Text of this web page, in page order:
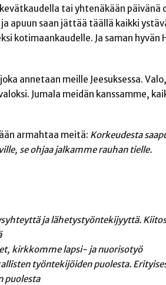
tai yhtenäkään päivänä
apuun saan jättää täällä kaikki
kotimaankaudelle. Ja saman
annetaan meille Jeesuksessa.
Jumala meidän kanssamme,
armahtaa meitä: Korkeudesta
se ohjaa jalkamme rauhan tielle.
ja lähetystyöntekijyyttä.
kirkkomme lapsi- ja nuorisotyö
työntekijöiden puolesta.
puolesta